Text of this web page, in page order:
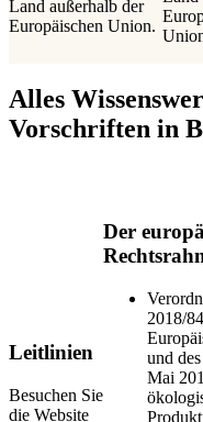
Land außerhalb der
Europäischen Union.
Alles
Vorschriften in
Leitlinien
Besuchen Sie
die Website
Der
2018/
und
Mai